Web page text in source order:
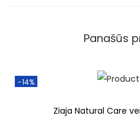
Panašūs
-14%
Ziaja Natural Care